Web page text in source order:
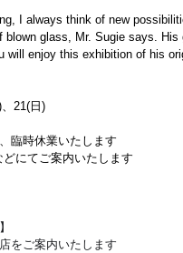
I always think of new
blown glass, Mr. Sugie says.
will enjoy this exhibition of his
、21(日)
臨時休業いたします
にてご案内いたします
をご案内いたします